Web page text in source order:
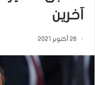
آخرين
26 أكتوبر 2021